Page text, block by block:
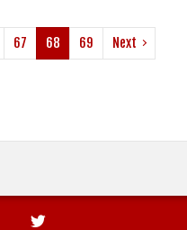
67 68 69 Next